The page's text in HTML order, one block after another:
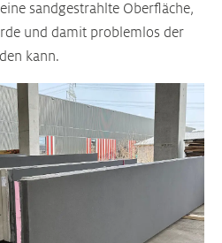
sandgestrahlte Oberfläche,
und damit problemlos der
kann.